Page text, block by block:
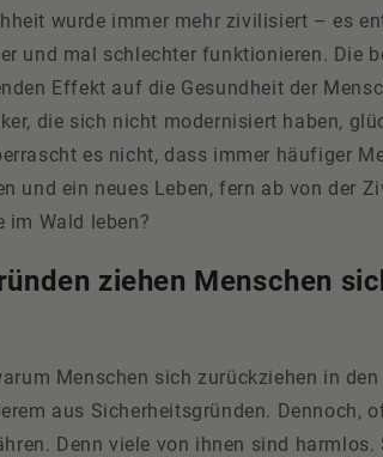
wurde immer mehr zivilisiert – es
und mal schlechter funktionieren. Die
Effekt auf die Gesundheit der
die sich nicht modernisiert haben,
es nicht, dass immer häufiger
und ein neues Leben, fern ab von der
im Wald leben?
ziehen Menschen
Menschen sich zurückziehen in
aus Sicherheitsgründen. Dennoch,
Denn viele von ihnen sind